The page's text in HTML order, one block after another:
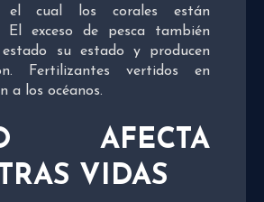
cual los corales están
El exceso de pesca también
su estado y producen
Fertilizantes vertidos en
a los océanos.
AFECTA
VIDAS